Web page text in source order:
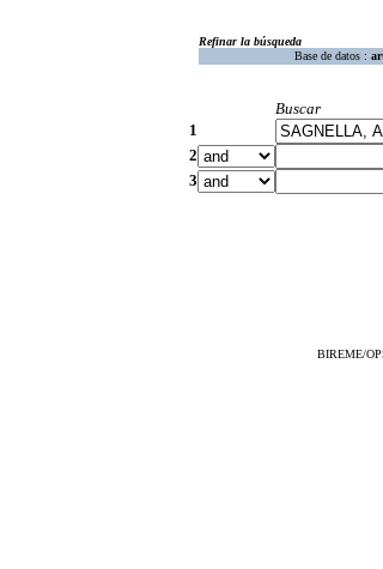
Refinar la búsqueda
Base de datos :
Buscar
1
2
3
BIREME/